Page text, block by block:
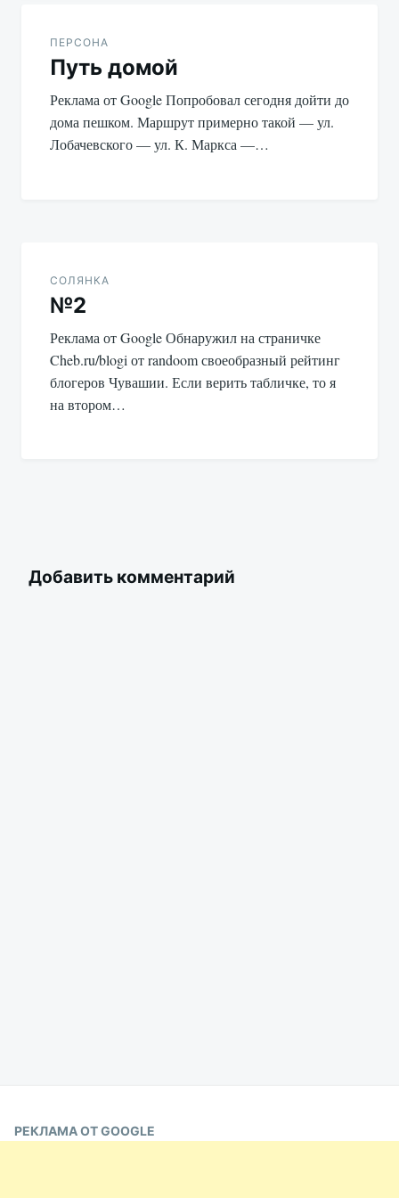
записям
ПЕРСОНА
Путь домой
Реклама от Google Попробовал сегодня дойти до
дома пешком. Маршрут примерно такой — ул.
Лобачевского — ул. К. Маркса —…
СОЛЯНКА
№2
Реклама от Google Обнаружил на страничке
Cheb.ru/blogi от randoom своеобразный рейтинг
блогеров Чувашии. Если верить табличке, то я
на втором…
Добавить комментарий
РЕКЛАМА ОТ GOOGLE